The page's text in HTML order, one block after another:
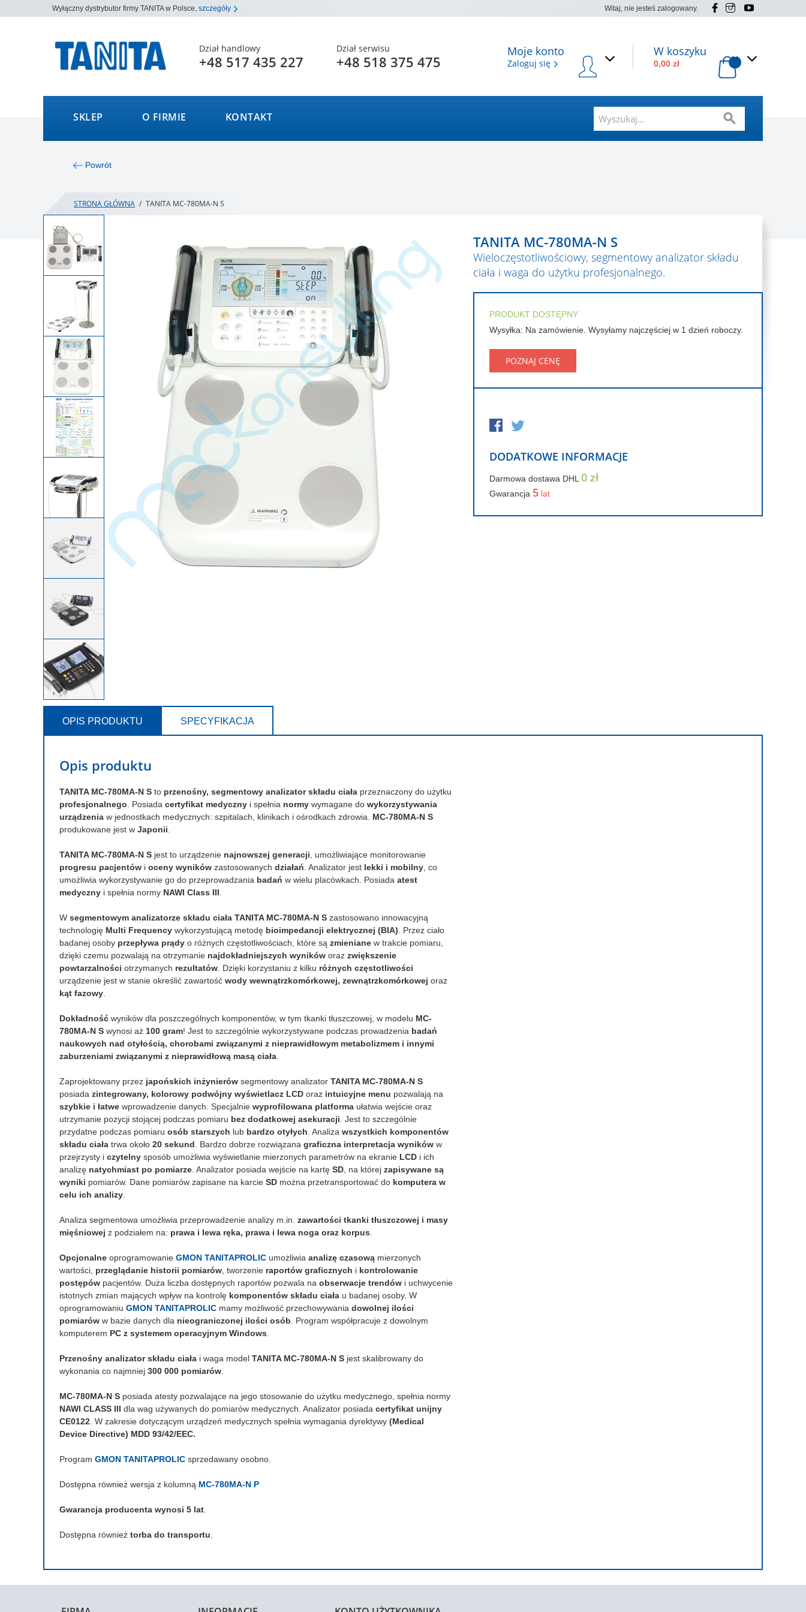
Wyłączny dystrybutor firmy TANITA w Polsce, szczegóły Witaj, nie jesteś zalogowany.
Dział handlowy
+48 517 435 227
Dział serwisu
+48 518 375 475
Moje konto
Zaloguj się
W koszyku
0,00 zł
0
SKLEP O FIRMIE KONTAKT
Powrót
STRONA GŁÓWNA / TANITA MC-780MA-N S
TANITA MC-780MA-N S
Wieloczęstotliwościowy, segmentowy analizator składu
ciała i waga do użytku profesjonalnego.
PRODUKT DOSTĘPNY
Wysyłka: Na zamówienie. Wysyłamy najczęściej w 1 dzień roboczy.
POZNAJ CENĘ
DODATKOWE INFORMACJE
Darmowa dostawa DHL0 zł
Gwarancja 5 lat
OPIS PRODUKTU SPECYFIKACJA
Opis produktu
TANITA MC-780MA-N S to przenośny, segmentowy analizator składu ciała przeznaczony do użytku
profesjonalnego . Posiada certyfikat medyczny i spełnia normy wymagane do wykorzystywania
urządzenia w jednostkach medycznych: szpitalach, klinikach i ośrodkach zdrowia. MC-780MA-N S
produkowane jest w Japonii
TANITA MC-780MA-N S jest to urządzenie najnowszej generacji , umożliwiające monitorowanie
progresu pacjentów i oceny wyników zastosowanych działań . Analizator jest lekki i mobilny , co
umożliwia wykorzystywanie go do przeprowadzania badań w wielu placówkach. Posiada atest
medyczny i spełnia normy NAWI Class III
W segmentowym analizatorze składu ciała TANITA MC-780MA-N S zastosowano innowacyjną
technologię Multi Frequency wykorzystującą metodę bioimpedancji elektrycznej (BIA) . Przez ciało
badanej osoby przepływa prądy o różnych częstotliwościach, które są zmieniane w trakcie pomiaru,
dzięki czemu pozwalają na otrzymanie najdokładniejszych wyników oraz zwiększenie
powtarzalności otrzymanych rezultatów . Dzięki korzystaniu z kilku różnych częstotliwości
urządzenie jest w stanie określić zawartość wody wewnątrzkomórkowej, zewnątrzkomórkowej oraz
kąt fazowy
Dokładność wyników dla poszczególnych komponentów, w tym tkanki tłuszczowej, w modelu MC-
780MA-N S wynosi aż 100 gram! Jest to szczególnie wykorzystywane podczas prowadzenia badań
naukowych nad otyłością, chorobami związanymi z nieprawidłowym metabolizmem i innymi
zaburzeniami związanymi z nieprawidłową masą ciała
Zaprojektowany przez japońskich inżynierów segmentowy analizator TANITA MC-780MA-N S
posiada zintegrowany, kolorowy podwójny wyświetlacz LCD oraz intuicyjne menu pozwalają na
szybkie i łatwe wprowadzenie danych. Specjalnie wyprofilowana platforma ułatwia wejście oraz
utrzymanie pozycji stojącej podczas pomiaru bez dodatkowej asekuracji . Jest to szczególnie
przydatne podczas pomiaru osób starszych lub bardzo otyłych . Analiza wszystkich komponentów
składu ciała trwa około 20 sekund . Bardzo dobrze rozwiązana graficzna interpretacja wyników w
przejrzysty i czytelny sposób umożliwia wyświetlanie mierzonych parametrów na ekranie LCD i ich
analizę natychmiast po pomiarze . Analizator posiada wejście na kartę SD , na której zapisywane są
wyniki pomiarów. Dane pomiarów zapisane na karcie SD można przetransportować do komputera w
celu ich analizy
Analiza segmentowa umożliwia przeprowadzenie analizy m.in. zawartości tkanki tłuszczowej i masy
mięśniowej z podziałem na: prawa i lewa ręka, prawa i lewa noga oraz korpus
Opcjonalne oprogramowanie GMON TANITAPROLIC umożliwia analizę czasową mierzonych
wartości, przeglądanie historii pomiarów , tworzenie raportów graficznych i kontrolowanie
postępów pacjentów. Duża liczba dostępnych raportów pozwala na obserwacje trendów i uchwycenie
istotnych zmian mających wpływ na kontrolę komponentów składu ciała u badanej osoby. W
oprogramowaniu GMON TANITAPROLIC mamy możliwość przechowywania dowolnej ilości
pomiarów w bazie danych dla nieograniczonej ilości osób . Program współpracuje z dowolnym
komputerem PC z systemem operacyjnym Windows
Przenośny analizator składu ciała i waga model TANITA MC-780MA-N S jest skalibrowany do
wykonania co najmniej 300 000 pomiarów
MC-780MA-N S posiada atesty pozwalające na jego stosowanie do użytku medycznego, spełnia normy
NAWI CLASS III dla wag używanych do pomiarów medycznych. Analizator posiada certyfikat unijny
CE0122 . W zakresie dotyczącym urządzeń medycznych spełnia wymagania dyrektywy (Medical
Device Directive) MDD 93/42/EEC.
Program GMON TANITAPROLIC sprzedawany osobno.
Dostępna również wersja z kolumną MC-780MA-N P
Gwarancja producenta wynosi 5 lat
Dostępna również torba do transportu